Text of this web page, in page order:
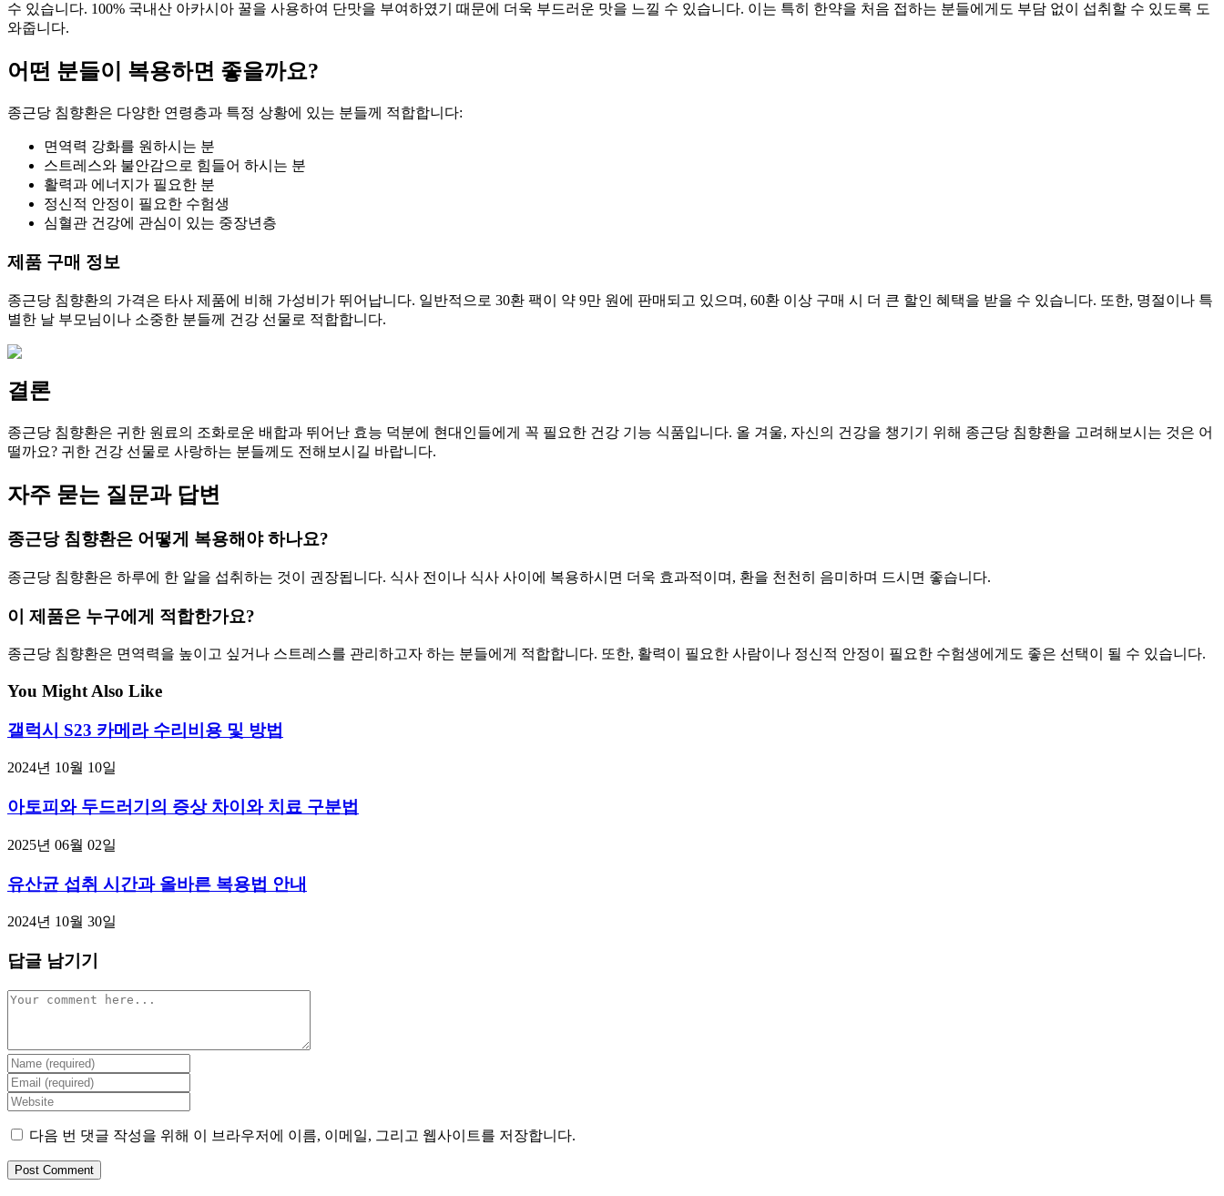
수 있습니다. 100% 국내산 아카시아 꿀을 사용하여 단맛을 부여하였기 때문에 더욱 부드러운 맛을 느낄 수 있습니다. 이는 특히 한약을 처음 접하는 분들에게도 부담 없이 섭취할 수 있도록 도
와줍니다.
어떤 분들이 복용하면 좋을까요?
종근당 침향환은 다양한 연령층과 특정 상황에 있는 분들께 적합합니다:
면역력 강화를 원하시는 분
스트레스와 불안감으로 힘들어 하시는 분
활력과 에너지가 필요한 분
정신적 안정이 필요한 수험생
심혈관 건강에 관심이 있는 중장년층
제품 구매 정보
종근당 침향환의 가격은 타사 제품에 비해 가성비가 뛰어납니다. 일반적으로 30환 팩이 약 9만 원에 판매되고 있으며, 60환 이상 구매 시 더 큰 할인 혜택을 받을 수 있습니다. 또한, 명절이나 특
별한 날 부모님이나 소중한 분들께 건강 선물로 적합합니다.
결론
종근당 침향환은 귀한 원료의 조화로운 배합과 뛰어난 효능 덕분에 현대인들에게 꼭 필요한 건강 기능 식품입니다. 올 겨울, 자신의 건강을 챙기기 위해 종근당 침향환을 고려해보시는 것은 어
떨까요? 귀한 건강 선물로 사랑하는 분들께도 전해보시길 바랍니다.
자주 묻는 질문과 답변
종근당 침향환은 어떻게 복용해야 하나요?
종근당 침향환은 하루에 한 알을 섭취하는 것이 권장됩니다. 식사 전이나 식사 사이에 복용하시면 더욱 효과적이며, 환을 천천히 음미하며 드시면 좋습니다.
이 제품은 누구에게 적합한가요?
종근당 침향환은 면역력을 높이고 싶거나 스트레스를 관리하고자 하는 분들에게 적합합니다. 또한, 활력이 필요한 사람이나 정신적 안정이 필요한 수험생에게도 좋은 선택이 될 수 있습니다.
You Might Also Like
갤럭시 S23 카메라 수리비용 및 방법
2024년 10월 10일
아토피와 두드러기의 증상 차이와 치료 구분법
2025년 06월 02일
유산균 섭취 시간과 올바른 복용법 안내
2024년 10월 30일
답글 남기기
Comment
Enter
your
name
or
username
to
comment
Enter
your
email
address
to
comment
Enter
your
website
(optional)
다음 번 댓글 작성을 위해 이 브라우저에 이름, 이메일, 그리고 웹사이트를 저장합니다.